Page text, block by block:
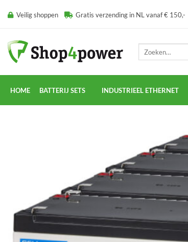
naar Veilig shoppen Gratis verzending in NL vanaf € 150,-
HOME BATTERIJ SETS INDUSTRIEEL ETHERNET